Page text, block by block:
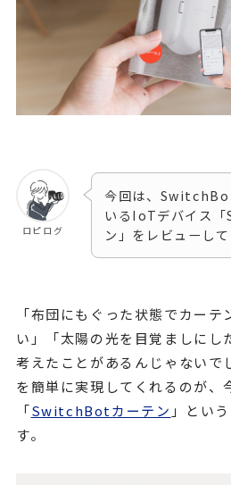
ロピログ
今回は、
いるIoTデバイス
ン」をレビューして
「布団にもぐった状態でカー
い」「太陽の光を目覚ましにし
考えたことがあるんじゃないで
を簡単に実現してくれるのが、
「SwitchBotカーテン 」とい
す。